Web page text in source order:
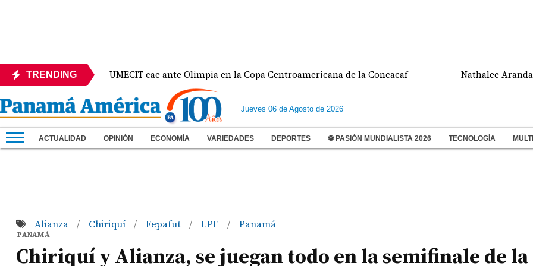
TRENDING UMECIT cae ante Olimpia en la Copa Centroamericana de la Concacaf Nathalee Aranda gana
Jueves 06 de Agosto de 2026
ACTUALIDAD OPINIÓN ECONOMÍA VARIEDADES DEPORTES ⚽ PASIÓN MUNDIALISTA 2026 TECNOLOGÍA
Alianza / Chiriquí / Fepafut / LPF / Panamá
PANAMÁ
Chiriquí y Alianza, se juegan todo en la semifinale de la